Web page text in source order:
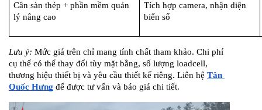
Cân sàn thép + phần mềm quản
lý nâng cao
Tích hợp camera, nhận diện
biển số
Lưu ý: Mức giá trên chỉ mang tính chất tham khảo. Chi phí
cụ thể có thể thay đổi tùy mặt bằng, số lượng loadcell,
thương hiệu thiết bị và yêu cầu thiết kế riêng. Liên hệ Tân
Quốc Hưng để được tư vấn và báo giá chi tiết.